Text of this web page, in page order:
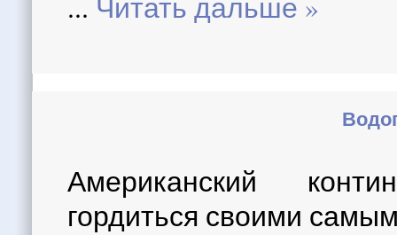
Американский
гордиться своими